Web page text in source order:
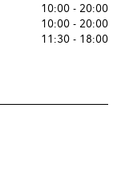
10:00 - 20:00
10:00 - 20:00
11:30 - 18:00